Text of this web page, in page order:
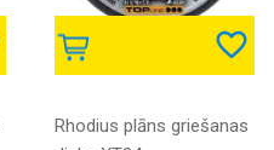
Rhodius plāns griešanas